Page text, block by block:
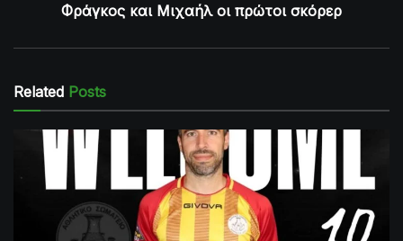
Φράγκος και Μιχαήλ οι πρώτοι σκόρερ
Related Posts